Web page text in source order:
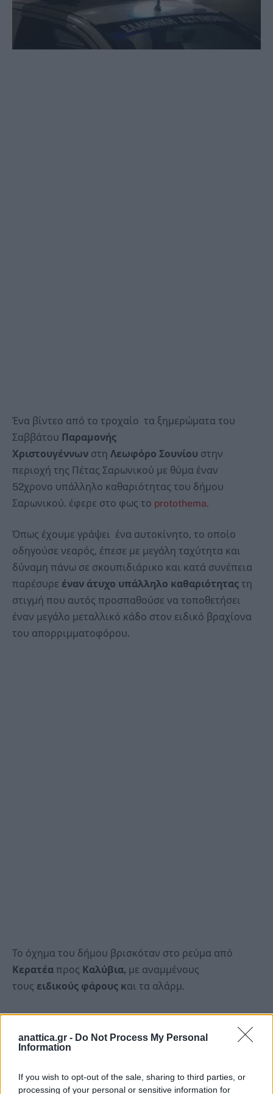
anattica.gr - Do Not Process My Personal
Information
If you wish to opt-out of the sale, sharing to third parties, or
processing of your personal or sensitive information for
Ένα βίντεο από το τροχαίο τα ξημερώματα του
Σαββάτου Παραμονής
Χριστουγέννων στη Λεωφόρο Σουνίου στην
περιοχή της Πέτας Σαρωνικού με θύμα έναν
52χρονο υπάλληλο καθαριότητας του δήμου
Σαρωνικού. έφερε στο φως το protothema.
Όπως έχουμε γράψει ένα αυτοκίνητο, το οποίο
οδηγούσε νεαρός, έπεσε με μεγάλη ταχύτητα και
δύναμη πάνω σε σκουπιδιάρικο και κατά συνέπεια
παρέσυρε έναν άτυχο υπάλληλο καθαριότητας τη
στιγμή που αυτός προσπαθούσε να τοποθετήσει
έναν μεγάλο μεταλλικό κάδο στον ειδικό βραχίονα
του απορριμματοφόρου.
Το όχημα του δήμου βρισκόταν στο ρεύμα από
Κερατέα προς Καλύβια, με αναμμένους
τους ειδικούς φάρους και τα αλάρμ.
Ο 52χρονος υπάλληλος του Δήμου, τραυματίστηκε
πάρα πολύ σοβαρά και μεταφέρθηκε
μεακρωτηριασμένο